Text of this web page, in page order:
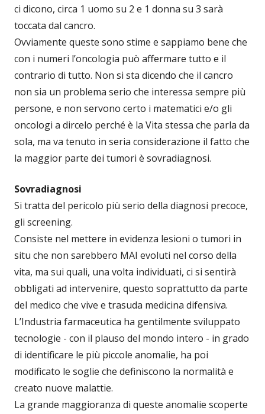
ci dicono, circa 1 uomo su 2 e 1 donna su 3 sarà
toccata dal cancro.
Ovviamente queste sono stime e sappiamo bene che
con i numeri l’oncologia può affermare tutto e il
contrario di tutto. Non si sta dicendo che il cancro
non sia un problema serio che interessa sempre più
persone, e non servono certo i matematici e/o gli
oncologi a dircelo perché è la Vita stessa che parla da
sola, ma va tenuto in seria considerazione il fatto che
la maggior parte dei tumori è sovradiagnosi.
Sovradiagnosi
Si tratta del pericolo più serio della diagnosi precoce,
gli screening.
Consiste nel mettere in evidenza lesioni o tumori in
situ che non sarebbero MAI evoluti nel corso della
vita, ma sui quali, una volta individuati, ci si sentirà
obbligati ad intervenire, questo soprattutto da parte
del medico che vive e trasuda medicina difensiva.
L’Industria farmaceutica ha gentilmente sviluppato
tecnologie - con il plauso del mondo intero - in grado
di identificare le più piccole anomalie, ha poi
modificato le soglie che definiscono la normalità e
creato nuove malattie.
La grande maggioranza di queste anomalie scoperte